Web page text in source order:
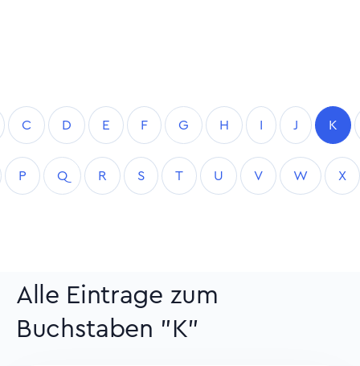
C D E F G H I J K
P Q R S T U V W X
Alle Eintrage zum
Buchstaben "K"